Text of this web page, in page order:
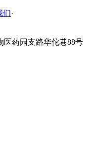
们·
医药园支路华佗巷88号